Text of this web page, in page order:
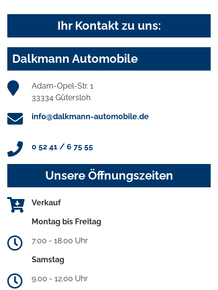
Ihr Kontakt zu uns:
Dalkmann Automobile
Adam-Opel-Str. 1
33334 Gütersloh
info@dalkmann-automobile.de
0 52 41 / 6 75 55
Unsere Öffnungszeiten
Verkauf
Montag bis Freitag
7.00 - 18.00 Uhr
Samstag
9.00 - 12.00 Uhr